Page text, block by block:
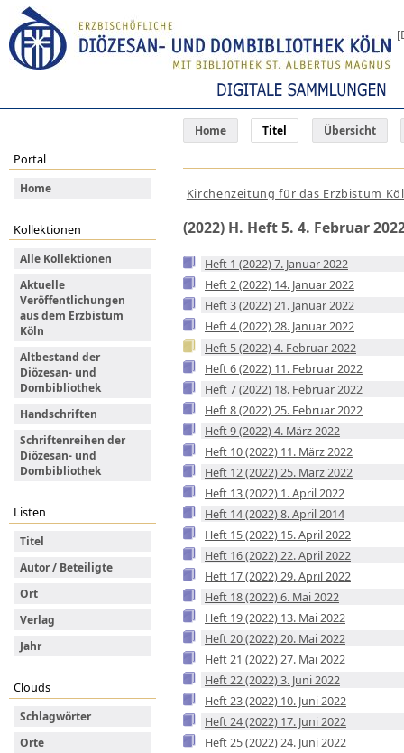
Home Titel Übersicht
Portal
Home
Kollektionen
Alle Kollektionen
Aktuelle
Veröffentlichungen
aus dem Erzbistum
Köln
Altbestand der
Diözesan- und
Dombibliothek
Handschriften
Schriftenreihen der
Diözesan- und
Dombibliothek
Listen
Titel
Autor / Beteiligte
Ort
Verlag
Jahr
Clouds
Schlagwörter
Orte
Kirchenzeitung für das Erzbistum
(2022) H. Heft 5. 4. Februar
Heft 1 (2022) 7. Januar 2022
Heft 2 (2022) 14. Januar 2022
Heft 3 (2022) 21. Januar 2022
Heft 4 (2022) 28. Januar 2022
Heft 5 (2022) 4. Februar 2022
Heft 6 (2022) 11. Februar 2022
Heft 7 (2022) 18. Februar 2022
Heft 8 (2022) 25. Februar 2022
Heft 9 (2022) 4. März 2022
Heft 10 (2022) 11. März 2022
Heft 12 (2022) 25. März 2022
Heft 13 (2022) 1. April 2022
Heft 14 (2022) 8. April 2014
Heft 15 (2022) 15. April 2022
Heft 16 (2022) 22. April 2022
Heft 17 (2022) 29. April 2022
Heft 18 (2022) 6. Mai 2022
Heft 19 (2022) 13. Mai 2022
Heft 20 (2022) 20. Mai 2022
Heft 21 (2022) 27. Mai 2022
Heft 22 (2022) 3. Juni 2022
Heft 23 (2022) 10. Juni 2022
Heft 24 (2022) 17. Juni 2022
Heft 25 (2022) 24. Juni 2022